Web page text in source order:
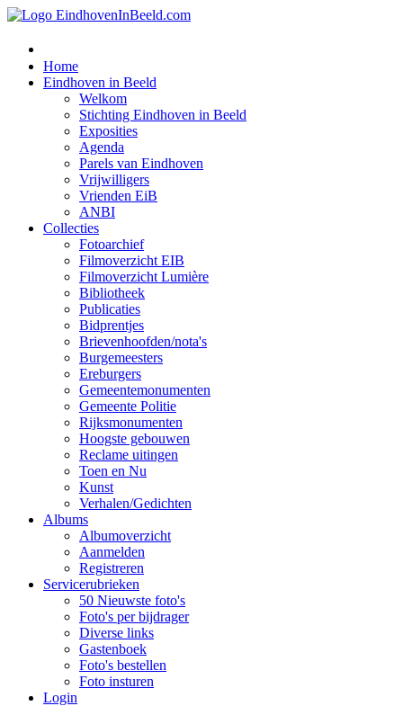
Home
Eindhoven in Beeld
Welkom
Stichting Eindhoven in Beeld
Exposities
Agenda
Parels van Eindhoven
Vrijwilligers
Vrienden EiB
ANBI
Collecties
Fotoarchief
Filmoverzicht EIB
Filmoverzicht Lumière
Bibliotheek
Publicaties
Bidprentjes
Brievenhoofden/nota's
Burgemeesters
Ereburgers
Gemeentemonumenten
Gemeente Politie
Rijksmonumenten
Hoogste gebouwen
Reclame uitingen
Toen en Nu
Kunst
Verhalen/Gedichten
Albums
Albumoverzicht
Aanmelden
Registreren
Servicerubrieken
50 Nieuwste foto's
Foto's per bijdrager
Diverse links
Gastenboek
Foto's bestellen
Foto insturen
Login